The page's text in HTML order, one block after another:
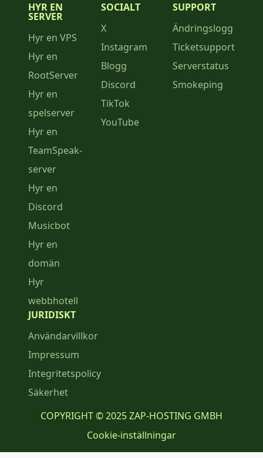
HYR EN
SERVER
Hyr en VPS
Hyr en
RootServer
Hyr en
spelserver
Hyr en
TeamSpeak-
server
Hyr en
Discord
Musicbot
Hyr en
domän
Hyr
webbhotell
SOCIALT
X
Instagram
Blogg
Discord
TikTok
YouTube
SUPPORT
Ändringslogg
Ticketsupport
Serverstatus
Smokeping
JURIDISKT
Användarvillkor
Impressum
Integritetspolicy
Säkerhet
COPYRIGHT © 2025 ZAP-HOSTING GMBH
Cookie-inställningar